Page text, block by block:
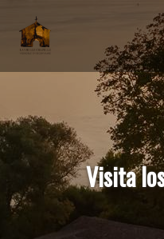
Visita